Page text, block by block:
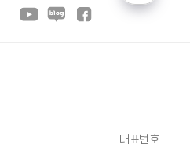
대표번호